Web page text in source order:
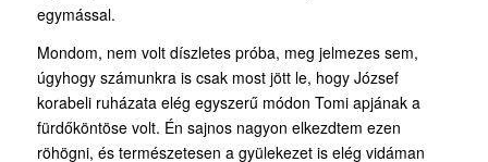
egymással.
Mondom, nem volt díszletes próba, meg jelmezes sem,
úgyhogy számunkra is csak most jött le, hogy József
korabeli ruházata elég egyszerű módon Tomi apjának a
fürdőköntöse volt. Én sajnos nagyon elkezdtem ezen
röhögni, és természetesen a gyülekezet is elég vidáman